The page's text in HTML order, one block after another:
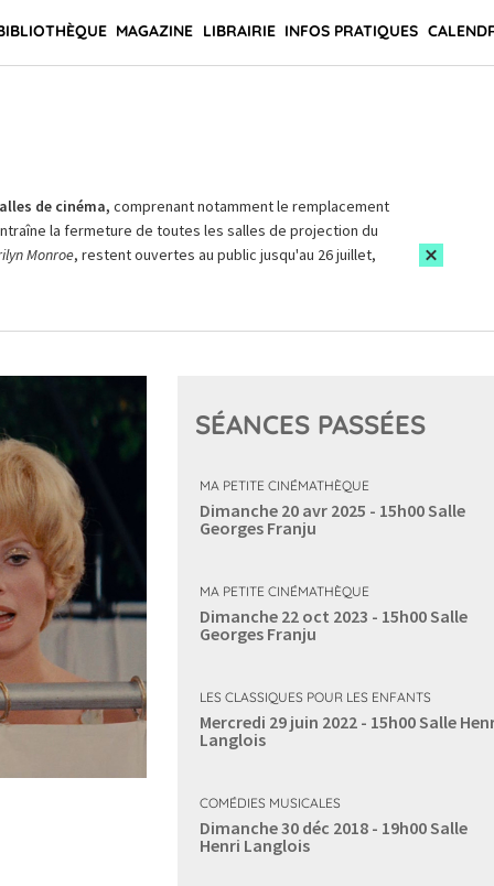
MAGAZINE LIBRAIRIE INFOS PRATIQUES
de cinéma, comprenant notamment le remplacement
la fermeture de toutes les salles de projection du
Monroe, restent ouvertes au public jusqu'au 26 juillet,
SÉANCES PASSÉES
MA PETITE CINÉMATHÈQUE
Dimanche 20 avr 2025 - 15h00Salle
Georges Franju
MA PETITE CINÉMATHÈQUE
Dimanche 22 oct 2023 - 15h00Salle
Georges Franju
LES CLASSIQUES POUR LES ENFANTS
Mercredi 29 juin 2022 - 15h00Salle
Langlois
COMÉDIES MUSICALES
Dimanche 30 déc 2018 - 19h00Salle
Henri Langlois